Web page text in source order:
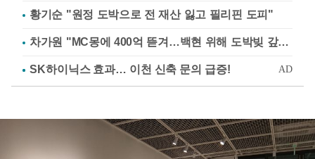
황기순 "원정 도박으로 전 재산 잃고 필리핀 도피"
차가원 "MC몽에 400억 뜯겨…백현 위해 도박빚 갚아줘"